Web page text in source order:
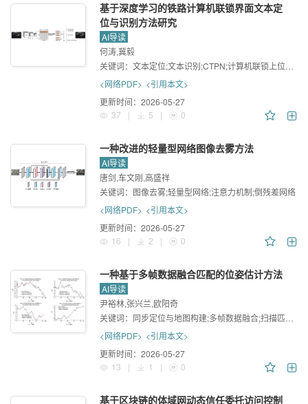
基于深度学习的铁路计算机联锁界面文本定
位与识别方法研究
AI导读
何涛,冀毅
关键词： 文本定位;文本识别;CTPN;计算机联锁上位机界面;AlexNet
<网络PDF> <引用本文>
更新时间： 2026-05-27
37
| 5 | 0
一种改进的轻量型网络图像去雾方法
AI导读
唐剑,车文刚,高盛祥
关键词： 图像去雾;轻量型网络;注意力机制;倒残差网络
<网络PDF> <引用本文>
更新时间： 2026-05-27
16
| 2 | 0
一种基于多帧数据融合匹配的位姿估计方法
AI导读
尹裕林,张兴兰,欧阳奇
关键词： 同步定位与地图构建;多帧数据融合;扫描匹配;位姿估计
<网络PDF> <引用本文>
更新时间： 2026-05-27
13
| 1 | 0
基于区块链的体域网动态信任委托访问控制